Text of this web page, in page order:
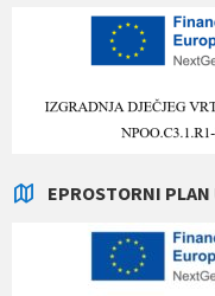
EPROSTORNI